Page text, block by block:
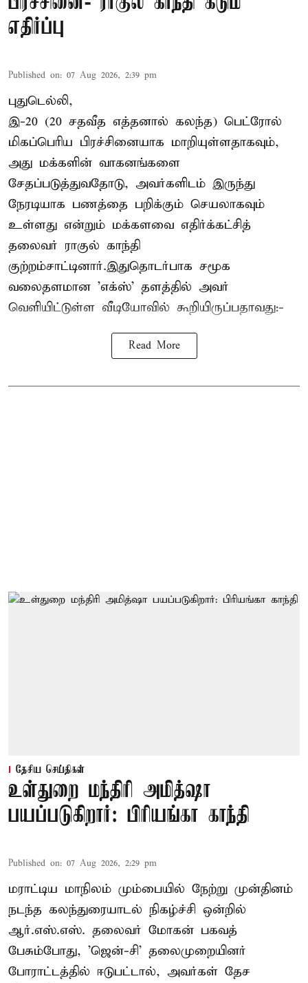
எதிர்ப்பு
Published on: 07 Aug 2026, 2:39 pm
புதுடெல்லி,
இ-20 (20 சதவீத எத்தனால் கலந்த) பெட்ரோல்
மிகப்பெரிய பிரச்சினையாக மாறியுள்ளதாகவும்,
அது மக்களின் வாகனங்களை
சேதப்படுத்துவதோடு, அவர்களிடம் இருந்து
நேரடியாக பணத்தை பறிக்கும் செயலாகவும்
உள்ளது என்றும் மக்களவை எதிர்க்கட்சித்
தலைவர் ராகுல் காந்தி
குற்றம்சாட்டினார்.இதுதொடர்பாக சமூக
வலைதளமான 'எக்ஸ்' தளத்தில் அவர்
வெளியிட்டுள்ள வீடியோவில் கூறியிருப்பதாவது:-
Read More
தேசிய செய்திகள்
உள்துறை மந்திரி அமித்ஷா
பயப்படுகிறார்: பிரியங்கா காந்தி
Published on: 07 Aug 2026, 2:29 pm
மராட்டிய மாநிலம் மும்பையில் நேற்று முன்தினம்
நடந்த கலந்துரையாடல் நிகழ்ச்சி ஒன்றில்
ஆர்.எஸ்.எஸ். தலைவர் மோகன் பகவத்
பேசும்போது, 'ஜென்-சி' தலைமுறையினர்
போராட்டத்தில் ஈடுபட்டால், அவர்கள் தேச